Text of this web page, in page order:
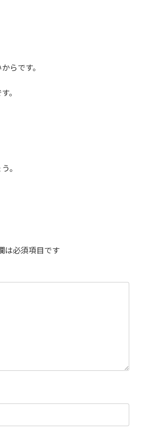
らです。
。
。
は必須項目です